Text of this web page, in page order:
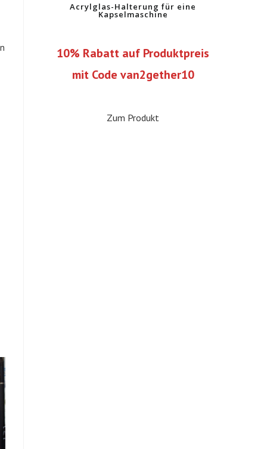
Acrylglas-Halterung für eine
Kapselmaschine
10% Rabatt auf Produktpreis
mit Code van2gether10
Zum Produkt